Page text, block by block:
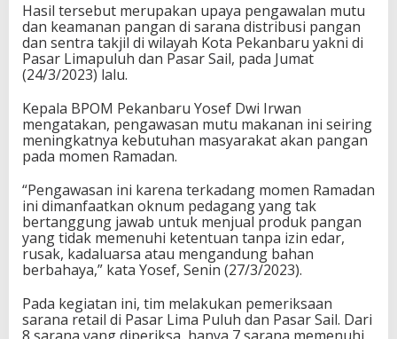
d
u
n
g
r
a
k
Hasil tersebut merupakan upaya pengawalan mutu
dan keamanan pangan di sarana distribusi pangan
dan sentra takjil di wilayah Kota Pekanbaru yakni di
Pasar Limapuluh dan Pasar Sail, pada Jumat
(24/3/2023) lalu.
Kepala BPOM Pekanbaru Yosef Dwi Irwan
mengatakan, pengawasan mutu makanan ini seiring
meningkatnya kebutuhan masyarakat akan pangan
pada momen Ramadan.
“Pengawasan ini karena terkadang momen Ramadan
ini dimanfaatkan oknum pedagang yang tak
bertanggung jawab untuk menjual produk pangan
yang tidak memenuhi ketentuan tanpa izin edar,
rusak, kadaluarsa atau mengandung bahan
berbahaya,” kata Yosef, Senin (27/3/2023).
Pada kegiatan ini, tim melakukan pemeriksaan
sarana retail di Pasar Lima Puluh dan Pasar Sail. Dari